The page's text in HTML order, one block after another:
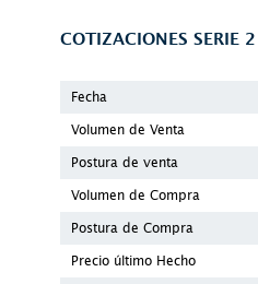
COTIZACIONES SERIE
Fecha
Volumen de Venta
Postura de venta
Volumen de Compra
Postura de Compra
Precio último Hecho